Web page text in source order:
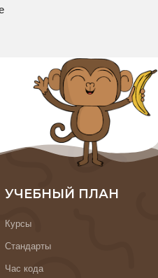
УЧЕБНЫЙ ПЛАН
Курсы
Стандарты
Час кода